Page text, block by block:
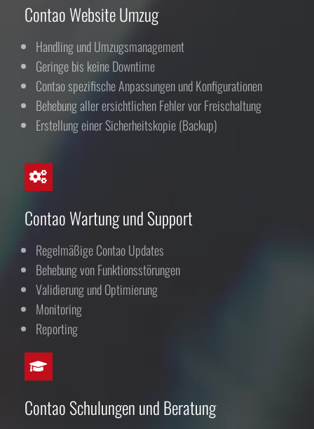
Contao Website Umzug
Handling und Umzugsmanagement
Geringe bis keine Downtime
Contao spezifische Anpassungen und Konfigurationen
Behebung aller ersichtlichen Fehler vor Freischaltung
Erstellung einer Sicherheitskopie (Backup)
Contao Wartung und Support
Regelmäßige Contao Updates
Behebung von Funktionsstörungen
Validierung und Optimierung
Monitoring
Reporting
Contao Schulungen und Beratung